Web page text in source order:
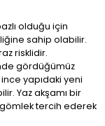
olduğu için
sahip olabilir.
risklidir.
gördüğümüz
yapıdaki yeni
Yaz akşamı bir
tercih ederek